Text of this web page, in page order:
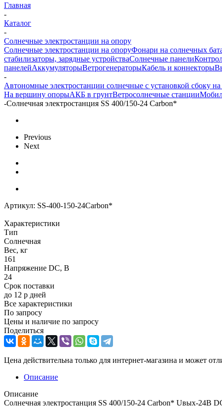
Главная
-
Каталог
-
Солнечные электростанции на опору
Солнечные электростанции на опоруФонари на солнечных
стабилизаторы, зарядные устройстваСолнечные панели
панелейАккумуляторыВетрогенераторыКабель и коннекторы
-
Автономные электростанции солнечные с установкой сбоку
На вершину опорыАКБ в грунтВетросолнечные станции
-Солнечная электростанция SS 400/150-24 Carbon*
Previous
Next
Артикул: SS-400-150-24Carbon*
Характеристики
Тип
Солнечная
Вес, кг
161
Напряжение DC, В
24
Срок поставки
до 12 р дней
Все характеристики
По запросу
Цены и наличие по запросу
Поделиться
Цена действительна только для интернет-магазина и может
Описание
Описание
Солнечная электростанция SS 400/150-24 Carbon* Uвых-24В